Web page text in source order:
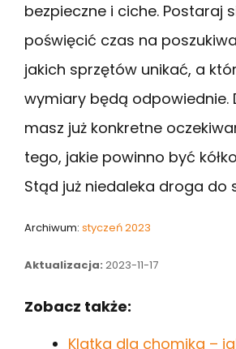
bezpieczne i ciche. Postaraj
poświęcić czas na
jakich sprzętów unikać, a
wymiary będą odpowiednie.
masz już konkretne
tego, jakie powinno być
Stąd już niedaleka droga do
Archiwum: styczeń 2023
Aktualizacja: 2023-11-17
Zobacz także:
Klatka dla chomika –